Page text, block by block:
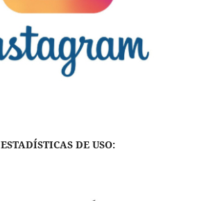
ESTADÍSTICAS DE USO: